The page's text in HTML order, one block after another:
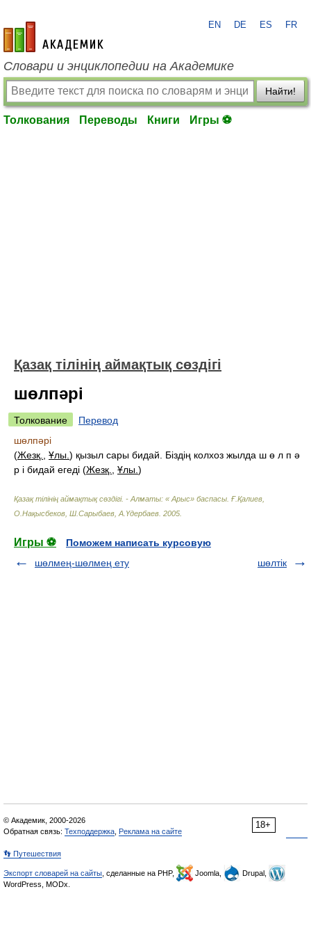
academic.ru
EN DE ES FR
Словари и энциклопедии на Академике
Найти!
Толкования Переводы Книги Игры ⚽
Қазақ тілінің аймақтық сөздігі
шөлпәрі
Толкование
Перевод
шөлпәрі
(Жезқ. Ұлы. ) қызыл сары бидай. Біздің колхоз жылда ш ө л п ә
р і бидай егеді (Жезқ. Ұлы. )
Қазақ тілінің аймақтық сөздігі. - Алматы: « Арыс» баспасы Ғ.Қалиев,
О.Нақысбеков, Ш.Сарыбаев, А.Үдербаев 2005
Игры ⚽
Поможем написать курсовую
шөлмең-шөлмең ету
шөлтік
18+
© Академик, 2000-2026
Обратная связь: Техподдержка Реклама на сайте
👣 Путешествия
Экспорт словарей на сайты , сделанные на PHP, Joomla,
Drupal,
WordPress, MODx.